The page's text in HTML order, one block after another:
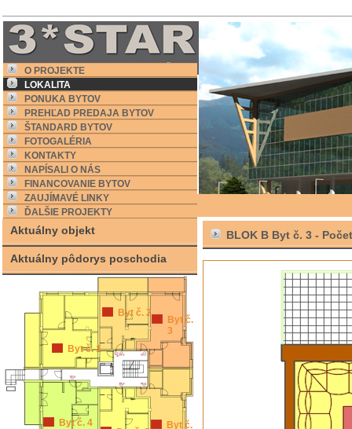
O PROJEKTE
LOKALITA
PONUKA BYTOV
PREHĽAD PREDAJA BYTOV
ŠTANDARD BYTOV
FOTOGALÉRIA
KONTAKTY
NAPÍSALI O NÁS
FINANCOVANIE BYTOV
ZAUJÍMAVÉ LINKY
ĎALŠIE PROJEKTY
Aktuálny objekt
Aktuálny pôdorys poschodia
Byt č. 1
Byt č. 2
Byt č.
3
Byt č. 4
Byt č.
BLOK B Byt č. 3 -